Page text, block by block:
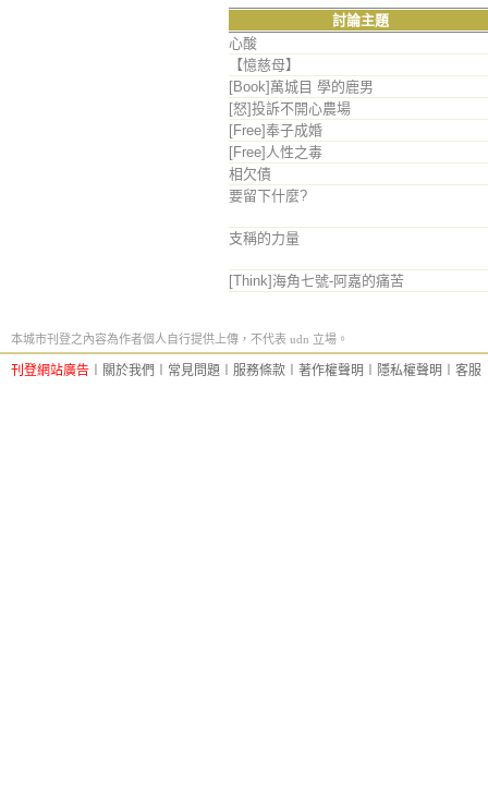
討論主題
心酸
【憶慈母】
[Book]萬城目 學的鹿男
[怒]投訴不開心農場
[Free]奉子成婚
[Free]人性之毒
相欠債
要留下什麼?
支稱的力量
[Think]海角七號-阿嘉的痛苦
本城市刊登之內容為作者個人自行提供上傳，不代表 udn 立場。
刊登網站廣告 關於我們 常見問題 服務條款 著作權聲明 隱私權聲明 客服